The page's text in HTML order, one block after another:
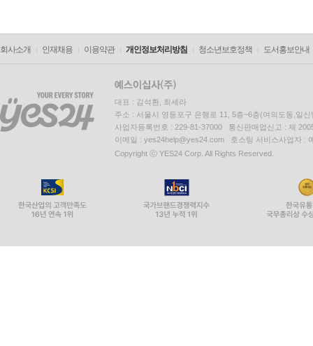
회사소개 인재채용 이용약관 개인정보처리방침 청소년보호정책 도서홍보안내
대표 : 김석환, 최세라
주소 : 서울시 영등포구 은행로 11, 5층~6층(여의도동,일신
사업자등록번호 : 229-81-37000 통신판매업신고 : 제
이메일 : yes24help@yes24.com 호스팅 서비스사업자 :
Copyright ⓒ YES24 Corp. All Rights Reserved.